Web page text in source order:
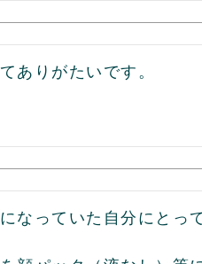
ありがたいです。
なっていた自分にとっ